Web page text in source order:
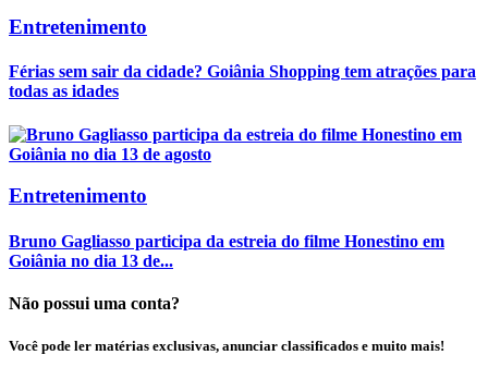
Entretenimento
Férias sem sair da cidade? Goiânia Shopping tem atrações para
todas as idades
Entretenimento
Bruno Gagliasso participa da estreia do filme Honestino em
Goiânia no dia 13 de...
Não possui uma conta?
Você pode ler matérias exclusivas, anunciar classificados e muito mais!